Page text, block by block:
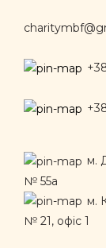
м.
№ 55а
м.
№ 21, офіс 1